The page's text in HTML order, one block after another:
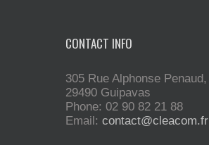
CONTACT INFO
305 Rue Alphonse Penaud,
29490 Guipavas
Phone: 02 90 82 21 88
Email: contact@cleacom.fr